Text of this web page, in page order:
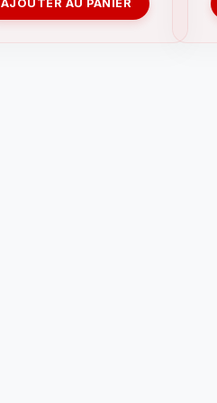
AJOUTER AU PANIER